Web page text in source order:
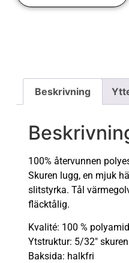
Beskrivning
100% återvunnen
Skuren lugg, en mjuk
slitstyrka. Tål
fläcktålig.
Kvalité: 100 % polyamid
Ytstruktur: 5/32″
Baksida: halkfri